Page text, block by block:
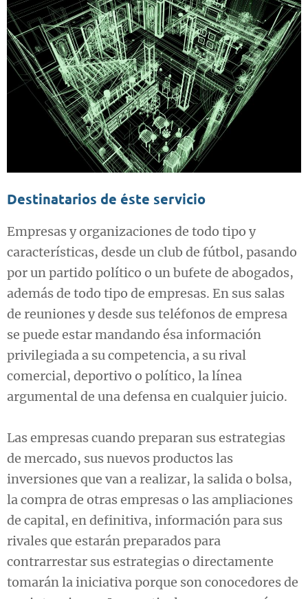
Destinatarios de éste servicio
Empresas y organizaciones de todo tipo y
características, desde un club de fútbol, pasando
por un partido político o un bufete de abogados,
además de todo tipo de empresas. En sus salas
de reuniones y desde sus teléfonos de empresa
se puede estar mandando ésa información
privilegiada a su competencia, a su rival
comercial, deportivo o político, la línea
argumental de una defensa en cualquier juicio.
Las empresas cuando preparan sus estrategias
de mercado, sus nuevos productos las
inversiones que van a realizar, la salida o bolsa,
la compra de otras empresas o las ampliaciones
de capital, en definitiva, información para sus
rivales que estarán preparados para
contrarrestar sus estrategias o directamente
tomarán la iniciativa porque son conocedores de